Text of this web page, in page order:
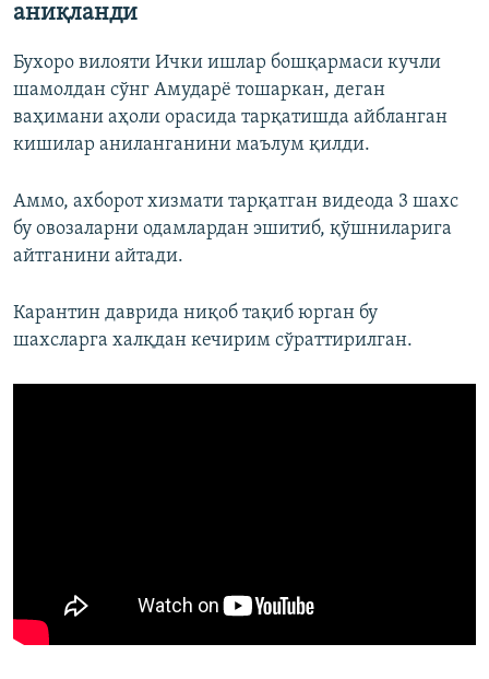
аниқланди
Бухоро вилояти Ички ишлар бошқармаси кучли
шамолдан сўнг Амударё тошаркан, деган
ваҳимани аҳоли орасида тарқатишда айбланган
кишилар аниланганини маълум қилди.
Аммо, ахборот хизмати тарқатган видеода 3 шахс
бу овозаларни одамлардан эшитиб, қўшниларига
айтганини айтади.
Карантин даврида ниқоб тақиб юрган бу
шахсларга халқдан кечирим сўраттирилган.